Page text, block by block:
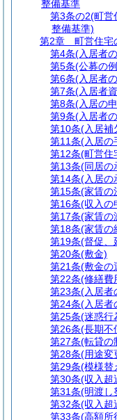
整備基準
第3条の2(町営
整備基準)
第2章
町営住宅
第4条(入居者
第5条(公募の
第6条(入居者
第7条(入居者
第8条(入居の
第9条(入居者
第10条(入居補
第11条(入居の
第12条(町営住
第13条(同居の
第14条(入居の
第15条(家賃の
第16条(収入の
第17条(家賃の
第18条(家賃の
第19条(督促、
第20条(敷金)
第21条(敷金の
第22条(修繕費
第23条(入居者
第24条(入居者
第25条(迷惑行
第26条(長期不
第27条(転貸の
第28条(用途変
第29条(模様替
第30条(収入超
第31条(明渡し
第32条(収入超
第33条(高額所